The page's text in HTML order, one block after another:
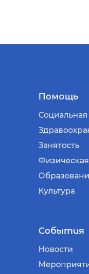
Помощь
Занятость
Физическая
Культура
События
Новости